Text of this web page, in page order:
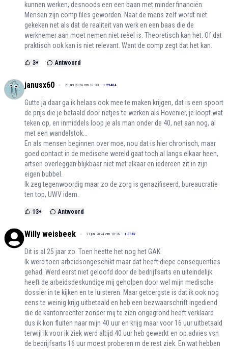
kunnen werken, desnoods een een baan met minder financiën.
Mensen zijn comp files geworden. Naar de mens zelf wordt niet
gekeken net als dat de realiteit van werk en een baas die de
werknemer aan moet nemen niet reëel is. Theoretisch kan het. Of dat
praktisch ook kan is niet relevant. Want de comp zegt dat het kan.
3+ Antwoord
janusx60 21 juni 2024 om 10:33 + 29404
Gutte ja daar ga ik helaas ook mee te maken krijgen, dat is een spoort
de prijs die je betaald door netjes te werken als Hovenier, je loopt wat
teken op, en inmiddels loop je als man onder de 40, net aan nog, al
met een wandelstok...
En als mensen beginnen over moe, nou dat is hier chronisch, maar
goed contact in de medische wereld gaat toch al langs elkaar heen,
artsen overleggen blijkbaar niet met elkaar en iedereen zit in zijn
eigen bubbel.
Ik zeg tegenwoordig maar zo de zorg is genazifiseerd, bureaucratie
ten top, UWV idem.
13+ Antwoord
Willy weisbeek 21 juni 2024 om 10:28 + 3387
Dit is al 25 jaar zo. Toen heette het nog het GAK.
Ik werd toen arbeidsongeschikt maar dat heeft diepe consequenties
gehad. Werd eerst niet geloofd door de bedrijfsarts en uiteindelijk
heeft de arbeidsdeskundige mij geholpen door wel mijn medische
dossier in te kijken en te luisteren. Maar getcergste is dat ik ook nog
eens te weinig krijg uitbetaald en heb een bezwaarschrift ingediend
die de kantonrechter zonder mij te zien ongegrond heeft verklaard
dus ik kon fluiten naar mijn 40 uur en krijg maar voor 16 uur uitbetaald
terwijl ik voor ik ziek werd altijd 40 uur heb gewerkt en op advies vsn
de bedrijfsarts 16 uur moest proberen rn de rest ziek. En wat hebben